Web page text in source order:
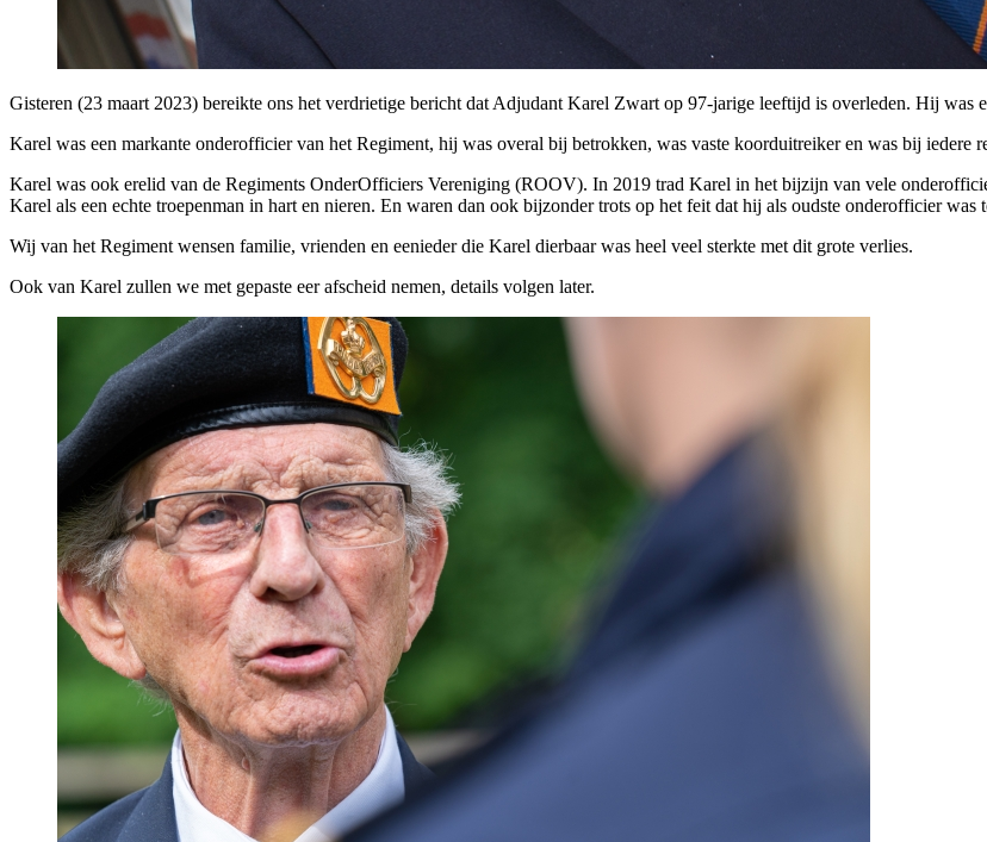
Gisteren (23 maart 2023) bereikte ons het verdrietige bericht dat Adjudant Karel Zwart op 97-jarige leeftijd is overleden. Hij was
Karel was een markante onderofficier van het Regiment, hij was overal bij betrokken, was vaste koorduitreiker en was bij iedere
Karel was ook erelid van de Regiments OnderOfficiers Vereniging (ROOV). In 2019 trad Karel in het bijzijn van vele
Karel als een echte troepenman in hart en nieren. En waren dan ook bijzonder trots op het feit dat hij als oudste onderofficier was
Wij van het Regiment wensen familie, vrienden en eenieder die Karel dierbaar was heel veel sterkte met dit grote verlies.
Ook van Karel zullen we met gepaste eer afscheid nemen, details volgen later.